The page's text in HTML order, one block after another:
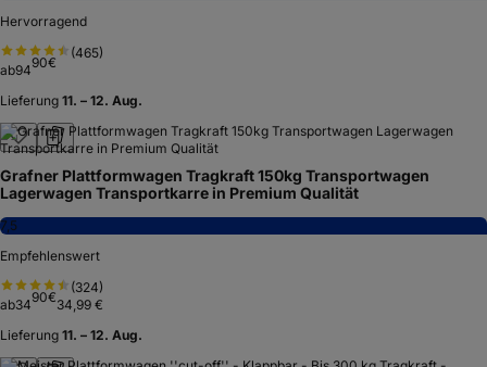
Hervorragend
(465)
ab9490€
Lieferung 11. – 12. Aug.
Grafner Plattformwagen Tragkraft 150kg Transportwagen
Lagerwagen Transportkarre in Premium Qualität
7,5
Empfehlenswert
(324)
ab3490€34,99 €
Lieferung 11. – 12. Aug.